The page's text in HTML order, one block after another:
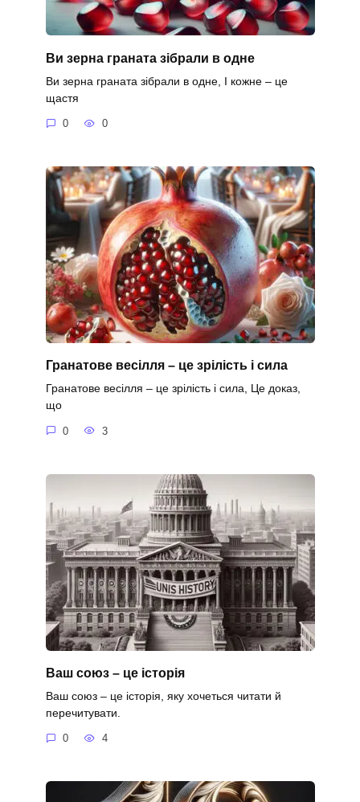
Ви зерна граната зібрали в одне
Ви зерна граната зібрали в одне, І кожне – це
щастя
0 0
Гранатове весілля – це зрілість і сила
Гранатове весілля – це зрілість і сила, Це доказ,
що
0 3
Ваш союз – це історія
Ваш союз – це історія, яку хочеться читати й
перечитувати.
0 4